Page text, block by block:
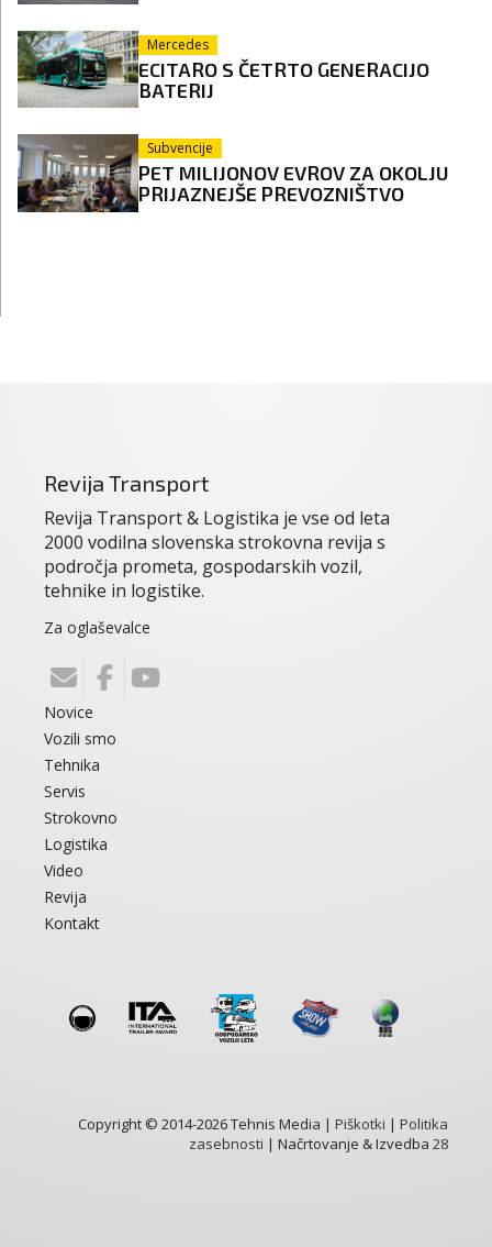
Mercedes
ECITARO S ČETRTO GENERACIJO
BATERIJ
Subvencije
PET MILIJONOV EVROV ZA OKOLJU
PRIJAZNEJŠE PREVOZNIŠTVO
Revija Transport
Revija Transport & Logistika je vse od leta
2000 vodilna slovenska strokovna revija s
področja prometa, gospodarskih vozil,
tehnike in logistike.
Za oglaševalce
Novice
Vozili smo
Tehnika
Servis
Strokovno
Logistika
Video
Revija
Kontakt
Copyright © 2014-2026 Tehnis Media | Piškotki | Politika
zasebnosti | Načrtovanje & Izvedba 28